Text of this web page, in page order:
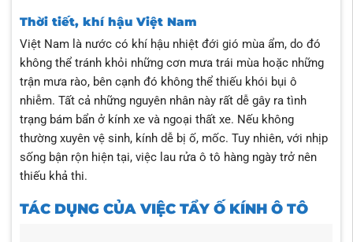
Thời tiết, khí hậu Việt Nam
Việt Nam là nước có khí hậu nhiệt đới gió mùa ẩm, do đó
không thể tránh khỏi những cơn mưa trái mùa hoặc những
trận mưa rào, bên cạnh đó không thể thiếu khói bụi ô
nhiễm. Tất cả những nguyên nhân này rất dễ gây ra tình
trạng bám bẩn ở kính xe và ngoại thất xe. Nếu không
thường xuyên vệ sinh, kính dễ bị ố, mốc. Tuy nhiên, với nhịp
sống bận rộn hiện tại, việc lau rửa ô tô hàng ngày trở nên
thiếu khả thi.
TÁC DỤNG CỦA VIỆC TẨY Ố KÍNH Ô TÔ